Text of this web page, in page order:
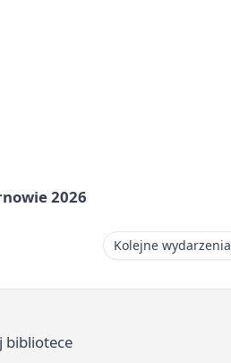
2026
Kolejne wydarzenia
bibliotece